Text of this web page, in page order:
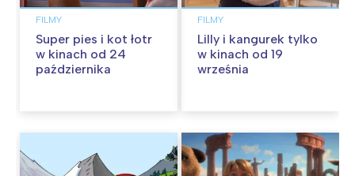
FILMY
Super pies i kot łotr
w kinach od 24
października
FILMY
Lilly i kangurek tylko
w kinach od 19
września